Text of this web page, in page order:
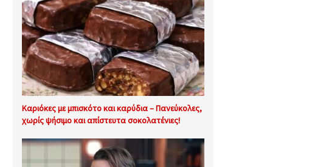
Καριόκες με μπισκότο και καρύδια – Πανεύκολες,
χωρίς ψήσιμο και απίστευτα σοκολατένιες!